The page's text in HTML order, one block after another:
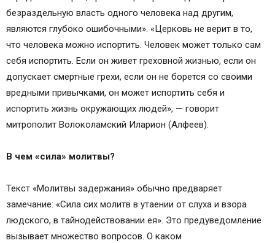
безраздельную власть одного человека над другим,
являются глубоко ошибочными». «Церковь не верит в то,
что человека можно испортить. Человек может только сам
себя испортить. Если он живет греховной жизнью, если он
допускает смертные грехи, если он не борется со своими
вредными привычками, он может испортить себя и
испортить жизнь окружающих людей», — говорит
митрополит Волоколамский Иларион (Алфеев).
В чем «сила» молитвы?
Текст «Молитвы задержания» обычно предваряет
замечание: «Сила сих молитв в утаении от слуха и взора
людского, в тайнодействовании ея». Это предуведомление
вызывает множество вопросов. О каком